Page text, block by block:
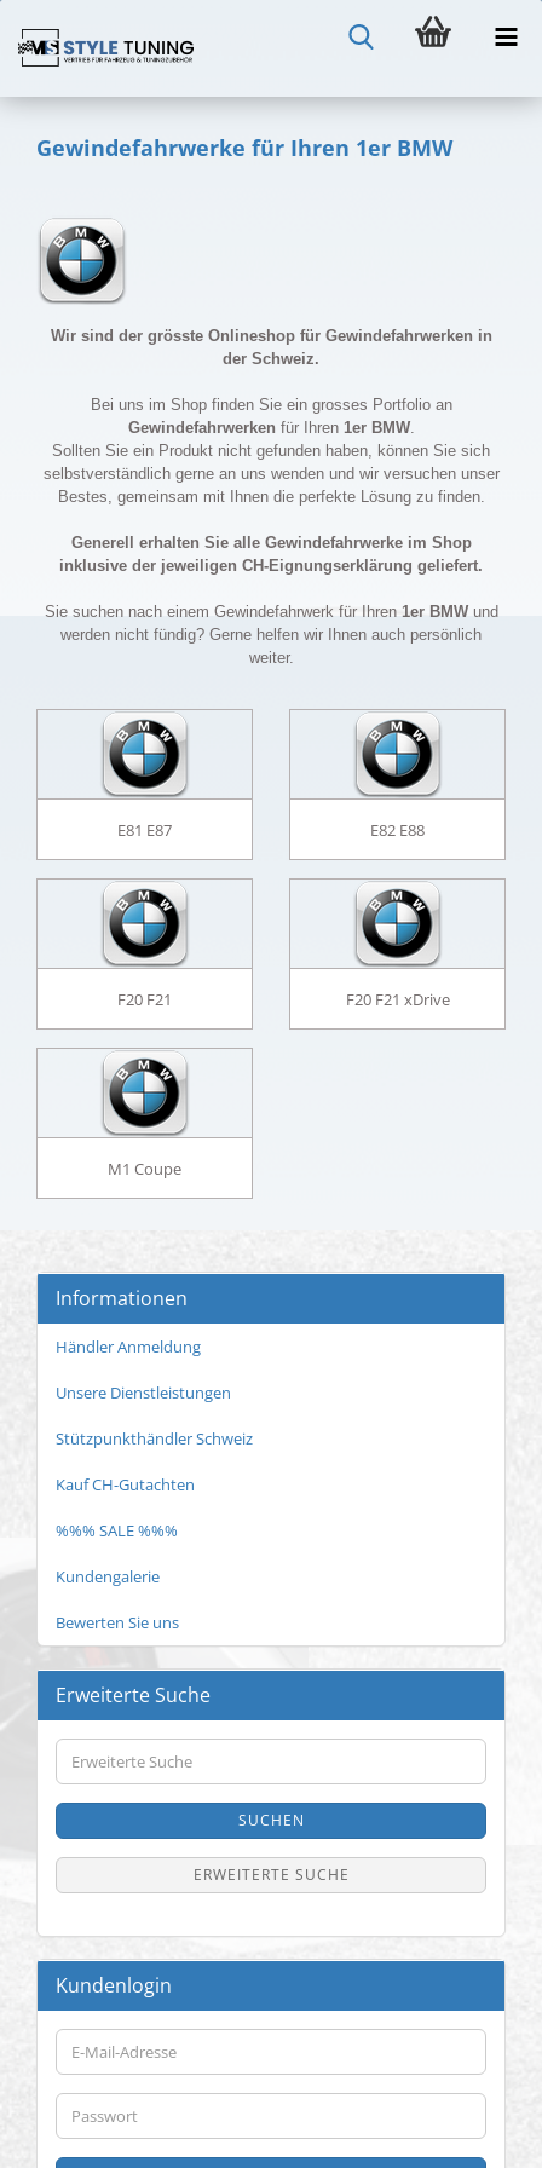
Gewindefahrwerke für Ihren 1er BMW
Wir sind der grösste Onlineshop für Gewindefahrwerken in
der Schweiz.
Bei uns im Shop finden Sie ein grosses Portfolio an
Gewindefahrwerken für Ihren 1er BMW.
Sollten Sie ein Produkt nicht gefunden haben, können Sie sich
selbstverständlich gerne an uns wenden und wir versuchen unser
Bestes, gemeinsam mit Ihnen die perfekte Lösung zu finden.
Generell erhalten Sie alle Gewindefahrwerke im Shop
inklusive der jeweiligen CH-Eignungserklärung geliefert.
Sie suchen nach einem Gewindefahrwerk für Ihren 1er BMWund
werden nicht fündig? Gerne helfen wir Ihnen auch persönlich
weiter.
E81 E87 E82 E88
F20 F21 F20 F21 xDrive
M1 Coupe
Informationen
Händler Anmeldung
Unsere Dienstleistungen
Stützpunkthändler Schweiz
Kauf CH-Gutachten
%%% SALE %%%
Kundengalerie
Bewerten Sie uns
Erweiterte Suche
Erweiterte
Suche
SUCHEN
ERWEITERTE SUCHE
Kundenlogin
E-
Mail-
Adresse
Passwort